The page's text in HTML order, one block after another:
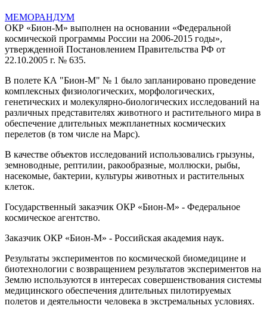
МЕМОРАНДУМ
ОКР «Бион-М» выполнен на основании «Федеральной
космической программы России на 2006-2015 годы»,
утвержденной Постановлением Правительства РФ от
22.10.2005 г. № 635.
В полете КА "Бион-М" № 1 было запланировано проведение
комплексных физиологических, морфологических,
генетических и молекулярно-биологических исследований на
различных представителях животного и растительного мира в
обеспечение длительных межпланетных космических
перелетов (в том числе на Марс).
В качестве объектов исследований использовались грызуны,
земноводные, рептилии, ракообразные, моллюски, рыбы,
насекомые, бактерии, культуры животных и растительных
клеток.
Государственный заказчик ОКР «Бион-М» - Федеральное
космическое агентство.
Заказчик ОКР «Бион-М» - Российская академия наук.
Результаты экспериментов по космической биомедицине и
биотехнологии с возвращением результатов экспериментов на
Землю используются в интересах совершенствования системы
медицинского обеспечения длительных пилотируемых
полетов и деятельности человека в экстремальных условиях.